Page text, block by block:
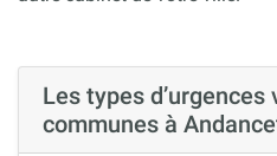
Les types
communes à